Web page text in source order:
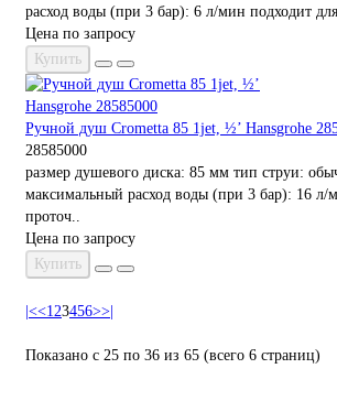
расход воды (при 3 бар): 6 л/мин подходит
Цена по запросу
Купить
Ручной душ Crometta 85 1jet, ½’ Hansgrohe
28585000
размер душевого диска: 85 мм тип струи:
максимальный расход воды (при 3 бар): 16 л/
проточ..
Цена по запросу
Купить
|<<123456>>|
Показано с 25 по 36 из 65 (всего 6 страниц)